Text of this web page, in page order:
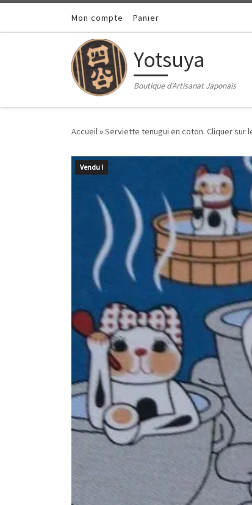
Passer au contenuMon compte Panier
Yotsuya
Boutique d'Artisanat Japonais
Accueil»Serviette tenugui en coton. Cliquer sur
Vendu !